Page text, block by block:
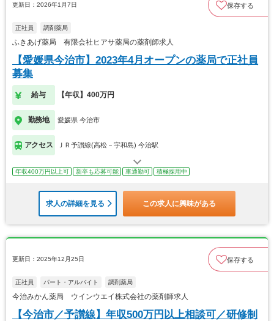
更新日：2026年1月7日 保存する
正社員 調剤薬局
ふきあげ薬局 有限会社ヒアサ薬局の薬剤師求人
【愛媛県今治市】2023年4月オープンの薬局で正社員
募集
給与 【年収】400万円
勤務地 愛媛県 今治市
アクセス ＪＲ予讃線(高松－宇和島) 今治駅
年収400万円以上可 新卒も応募可能 車通勤可 積極採用中
求人の詳細を見る この求人に興味がある
更新日：2025年12月25日 保存する
正社員 パート・アルバイト 調剤薬局
今治みかん薬局 ウインウエイ株式会社の薬剤師求人
【今治市／予讃線】年収500万円以上相談可／研修制